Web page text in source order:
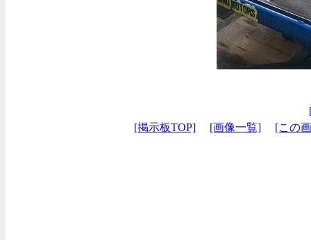
[掲示板TOP]
[画像一覧] [この